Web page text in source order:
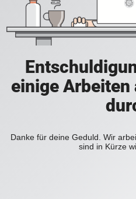
einige Arbeiten
Danke für deine Geduld. Wir
sind in Kürze